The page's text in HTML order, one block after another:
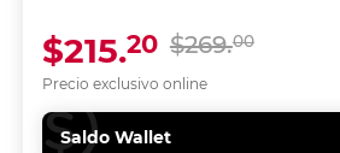
Precio exclusivo online
$269.00
$215.20
Saldo Wallet